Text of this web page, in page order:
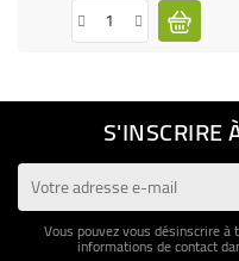
S'INSCRIRE
Vous pouvez vous désinscrire
informations de contact